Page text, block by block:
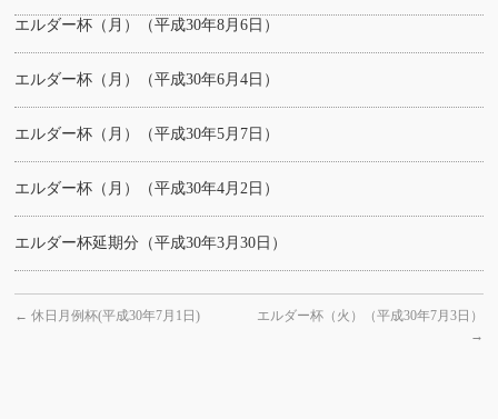
エルダー杯（月）（平成30年8月6日）
エルダー杯（月）（平成30年6月4日）
エルダー杯（月）（平成30年5月7日）
エルダー杯（月）（平成30年4月2日）
エルダー杯延期分（平成30年3月30日）
← 休日月例杯(平成30年7月1日)
エルダー杯（火）（平成30年7月3日）
→